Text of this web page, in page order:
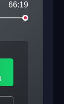
66:19